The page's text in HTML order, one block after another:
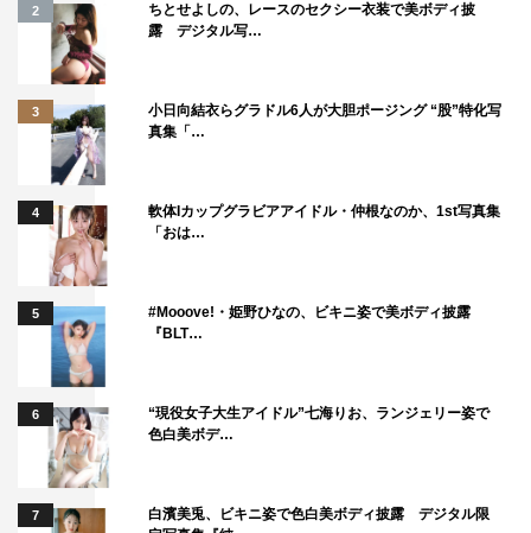
2
ちとせよしの、レースのセクシー衣装で美ボディ披
露 デジタル写…
3
小日向結衣らグラドル6人が大胆ポージング “股”特化写
真集「…
4
軟体Iカップグラビアアイドル・仲根なのか、1st写真集
「おは…
5
#Mooove!・姫野ひなの、ビキニ姿で美ボディ披露
『BLT…
6
“現役女子大生アイドル”七海りお、ランジェリー姿で
色白美ボデ…
7
白濱美兎、ビキニ姿で色白美ボディ披露 デジタル限